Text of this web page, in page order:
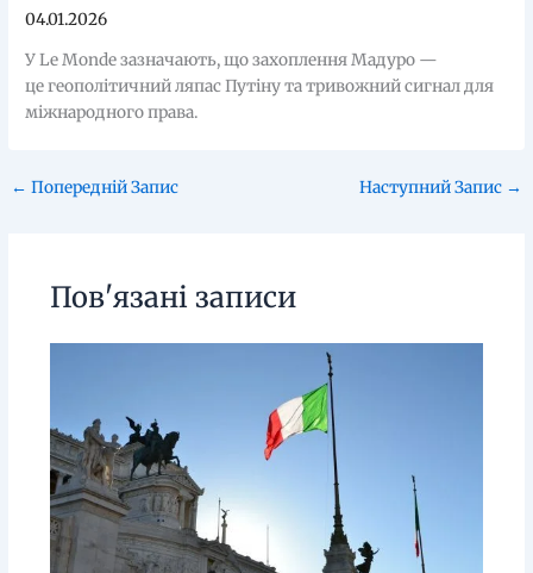
04.01.2026
У Le Monde зазначають, що захоплення Мадуро —
це геополітичний ляпас Путіну та тривожний сигнал для
міжнародного права.
← Попередній Запис Наступний Запис →
Пов'язані записи